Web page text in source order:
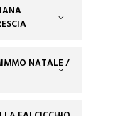
NATALE /